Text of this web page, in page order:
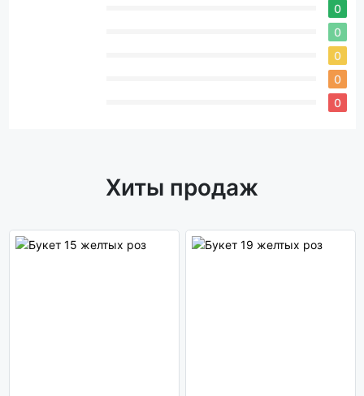
0
0
0
0
0
Хиты продаж